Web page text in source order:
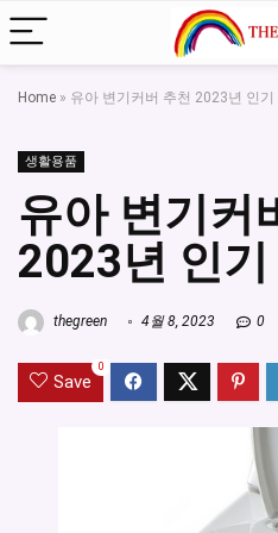
Home » 유아 변기커버 추천 2023년 인기
생활용품
유아 변기커
2023년 인기
thegreen 4월 8, 2023 0
Save
0